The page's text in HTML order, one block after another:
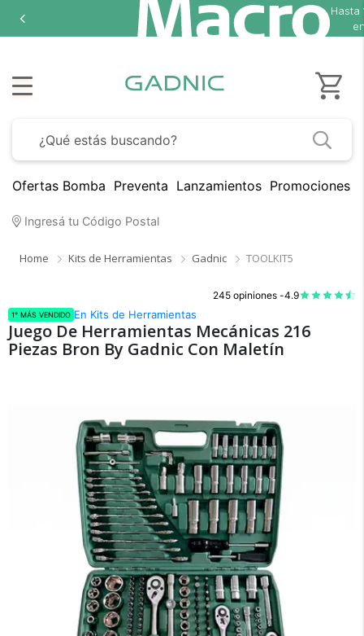
Hasta
Ofertas Bomba Preventa Lanzamientos Promociones
Ingresá tu Código Postal
Home Kits de Herramientas Gadnic TOOLKIT5
245 opiniones -4.9
1° MÁS VENDIDO En Kits de Herramientas
Juego De Herramientas Mecánicas 216
Piezas Bron By Gadnic Con Maletín